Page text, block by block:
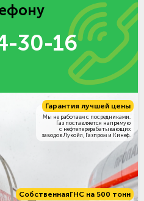
30-16
СобственнаяГНС на 500 тонн
Гарантия лучшей цены
Мы не работаем с посредниками.
Газ поставляется напрямую
с нефтеперерабатывающих
заводов Лукойл, Газпром и Кинеф.